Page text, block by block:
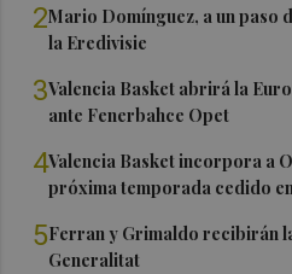
2Mario Domínguez, a un paso
la Eredivisie
3Valencia Basket abrirá la
ante Fenerbahce Opet
4Valencia Basket incorpora a
próxima temporada cedido
5Ferran y Grimaldo recibirán
Generalitat